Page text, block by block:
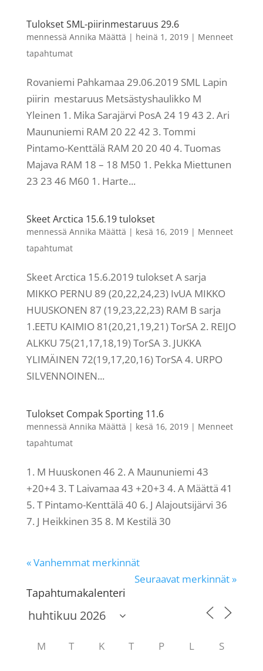
Tulokset SML-piirinmestaruus 29.6
mennessä Annika Määttä | heinä 1, 2019| Menneet
tapahtumat
Rovaniemi Pahkamaa 29.06.2019 SML Lapin
piirin mestaruus Metsästyshaulikko M
Yleinen 1. Mika Sarajärvi PosA 24 19 43 2. Ari
Maununiemi RAM 20 22 42 3. Tommi
Pintamo-Kenttälä RAM 20 20 40 4. Tuomas
Majava RAM 18 – 18 M50 1. Pekka Miettunen
23 23 46 M60 1. Harte...
Skeet Arctica 15.6.19 tulokset
mennessä Annika Määttä | kesä 16, 2019| Menneet
tapahtumat
Skeet Arctica 15.6.2019 tulokset A sarja
MIKKO PERNU 89 (20,22,24,23) IvUA MIKKO
HUUSKONEN 87 (19,23,22,23) RAM B sarja
1.EETU KAIMIO 81(20,21,19,21) TorSA 2. REIJO
ALKKU 75(21,17,18,19) TorSA 3. JUKKA
YLIMÄINEN 72(19,17,20,16) TorSA 4. URPO
SILVENNOINEN...
Tulokset Compak Sporting 11.6
mennessä Annika Määttä | kesä 16, 2019| Menneet
tapahtumat
1. M Huuskonen 46 2. A Maununiemi 43
+20+4 3. T Laivamaa 43 +20+3 4. A Määttä 41
5. T Pintamo-Kenttälä 40 6. J Alajoutsijärvi 36
7. J Heikkinen 35 8. M Kestilä 30
« Vanhemmat merkinnät
Seuraavat merkinnät »
Tapahtumakalenteri
M T K T P L S